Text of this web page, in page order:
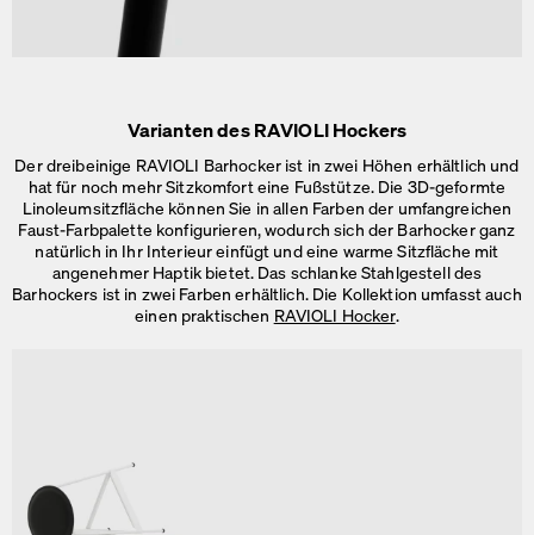
Varianten des RAVIOLI Hockers
Der dreibeinige RAVIOLI Barhocker ist in zwei Höhen erhältlich und
hat für noch mehr Sitzkomfort eine Fußstütze. Die 3D-geformte
Linoleumsitzfläche können Sie in allen Farben der umfangreichen
Faust-Farbpalette konfigurieren, wodurch sich der Barhocker ganz
natürlich in Ihr Interieur einfügt und eine warme Sitzfläche mit
angenehmer Haptik bietet. Das schlanke Stahlgestell des
Barhockers ist in zwei Farben erhältlich. Die Kollektion umfasst auch
einen praktischen RAVIOLI Hocker.